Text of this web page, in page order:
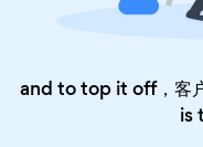
and to top it off，客
is